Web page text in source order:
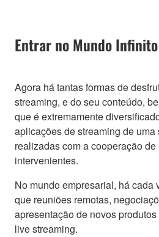
Entrar no Mundo
Agora há tantas formas de
streaming, e do seu conteúdo,
que é extremamente
aplicações de streaming de
realizadas com a cooperação
intervenientes.
No mundo empresarial, há cada
que reuniões remotas,
apresentação de novos
live streaming.